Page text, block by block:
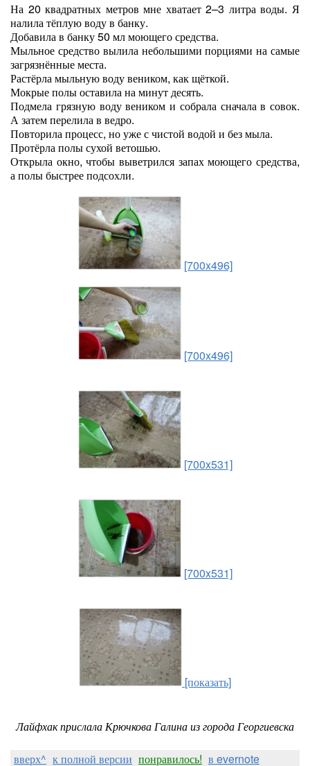
На 20 квадратных метров мне хватает 2–3 литра воды. Я
налила тёплую воду в банку.
Добавила в банку 50 мл моющего средства.
Мыльное средство вылила небольшими порциями на самые
загрязнённые места.
Растёрла мыльную воду веником, как щёткой.
Мокрые полы оставила на минут десять.
Подмела грязную воду веником и собрала сначала в совок.
А затем перелила в ведро.
Повторила процесс, но уже с чистой водой и без мыла.
Протёрла полы сухой ветошью.
Открыла окно, чтобы выветрился запах моющего средства,
а полы быстрее подсохли.
[700x496]
[700x496]
[700x531]
[700x531]
[показать]
Лайфхак прислала Крючкова Галина из города Георгиевска
вверх^ к полной версии понравилось! в evernote